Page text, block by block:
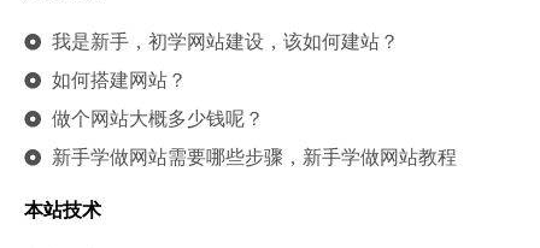
我是新手，初学网站建设，该如何建站？
如何搭建网站？
做个网站大概多少钱呢？
新手学做网站需要哪些步骤，新手学做网站教程
本站技术